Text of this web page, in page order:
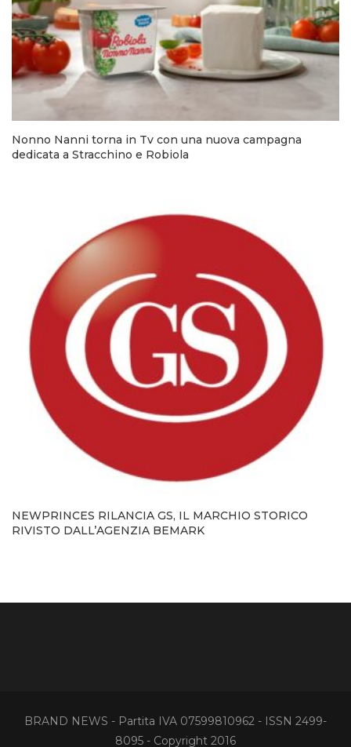
Nonno Nanni torna in Tv con una nuova campagna
dedicata a Stracchino e Robiola
NEWPRINCES RILANCIA GS, IL MARCHIO STORICO
RIVISTO DALL’AGENZIA BEMARK
BRAND NEWS - Partita IVA 07599810962 - ISSN 2499-
8095 - Copyright 2016